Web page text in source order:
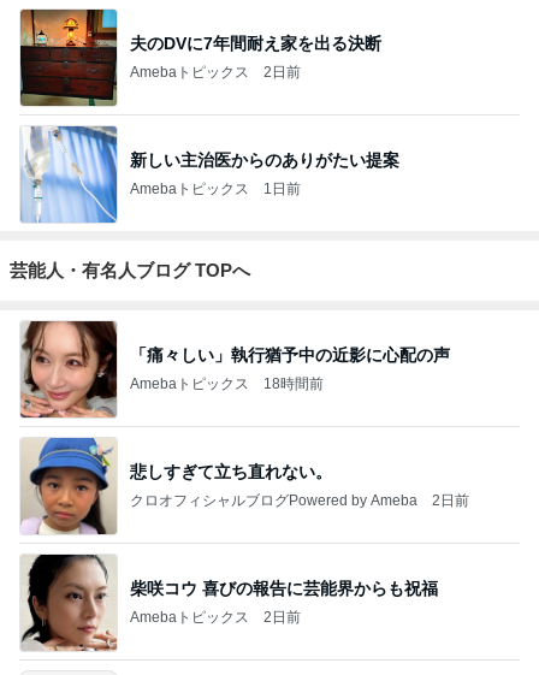
夫のDVに7年間耐え家を出る決断
Amebaトピックス 2日前
新しい主治医からのありがたい提案
Amebaトピックス 1日前
芸能人・有名人ブログ TOPへ
「痛々しい」執行猶予中の近影に心配の声
Amebaトピックス 18時間前
悲しすぎて立ち直れない。
クロオフィシャルブログPowered by Ameba 2日前
柴咲コウ 喜びの報告に芸能界からも祝福
Amebaトピックス 2日前